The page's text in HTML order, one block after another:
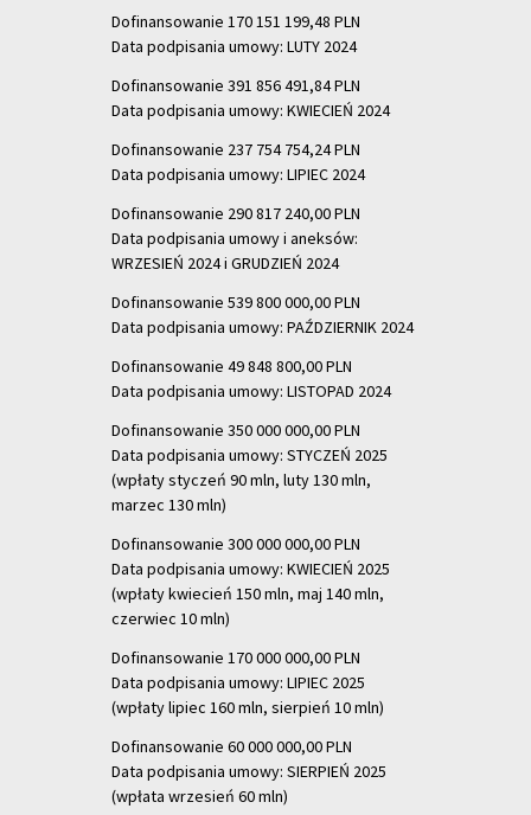
Dofinansowanie 170 151 199,48 PLN
Data podpisania umowy: LUTY 2024
Dofinansowanie 391 856 491,84 PLN
Data podpisania umowy: KWIECIEŃ 2024
Dofinansowanie 237 754 754,24 PLN
Data podpisania umowy: LIPIEC 2024
Dofinansowanie 290 817 240,00 PLN
Data podpisania umowy i aneksów:
WRZESIEŃ 2024 i GRUDZIEŃ 2024
Dofinansowanie 539 800 000,00 PLN
Data podpisania umowy: PAŹDZIERNIK 2024
Dofinansowanie 49 848 800,00 PLN
Data podpisania umowy: LISTOPAD 2024
Dofinansowanie 350 000 000,00 PLN
Data podpisania umowy: STYCZEŃ 2025
(wpłaty styczeń 90 mln, luty 130 mln,
marzec 130 mln)
Dofinansowanie 300 000 000,00 PLN
Data podpisania umowy: KWIECIEŃ 2025
(wpłaty kwiecień 150 mln, maj 140 mln,
czerwiec 10 mln)
Dofinansowanie 170 000 000,00 PLN
Data podpisania umowy: LIPIEC 2025
(wpłaty lipiec 160 mln, sierpień 10 mln)
Dofinansowanie 60 000 000,00 PLN
Data podpisania umowy: SIERPIEŃ 2025
(wpłata wrzesień 60 mln)